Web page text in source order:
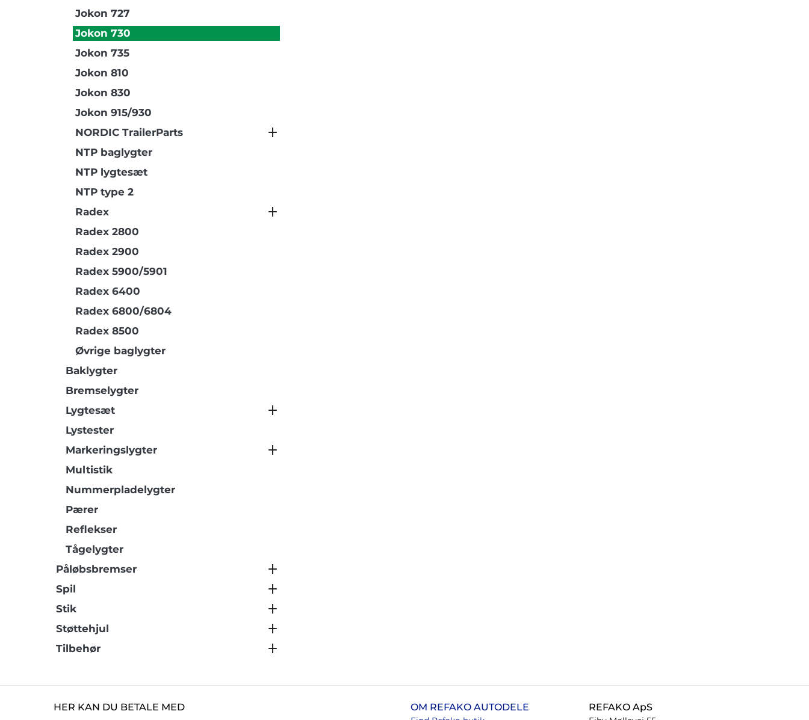
Jokon 727
Jokon 730
Jokon 735
Jokon 810
Jokon 830
Jokon 915/930
NORDIC TrailerParts
NTP baglygter
NTP lygtesæt
NTP type 2
Radex
Radex 2800
Radex 2900
Radex 5900/5901
Radex 6400
Radex 6800/6804
Radex 8500
Øvrige baglygter
Baklygter
Bremselygter
Lygtesæt
Lystester
Markeringslygter
Multistik
Nummerpladelygter
Pærer
Reflekser
Tågelygter
Påløbsbremser
Spil
Stik
Støttehjul
Tilbehør
HER KAN DU BETALE MED OM REFAKO AUTODELE REFAKO ApS